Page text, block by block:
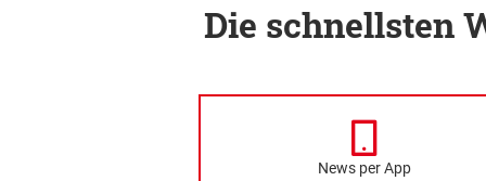
Die schnellsten
News per App